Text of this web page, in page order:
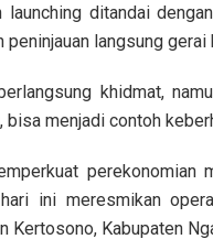
launching ditandai
peninjauan langsung
khidmat,
bisa menjadi contoh
perekonomian
ini meresmikan
Kertosono, Kabupaten